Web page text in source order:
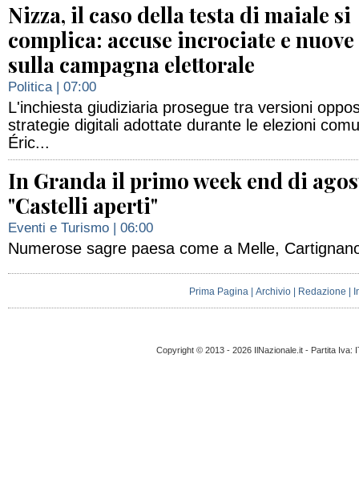
Nizza, il caso della testa di maiale si
complica: accuse incrociate e
sulla campagna elettorale
Politica| 07:00
L'inchiesta giudiziaria prosegue tra versioni
strategie digitali adottate durante le elezioni
Éric...
In Granda il primo week end di
"Castelli aperti"
Eventi e Turismo | 06:00
Numerose sagre paesa come a Melle,
Prima Pagina |Archivio Redazione
Copyright © 2013 - 2026 IlNazionale.it - Partita Iva: